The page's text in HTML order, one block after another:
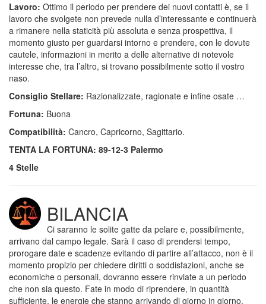
Lavoro: Ottimo il periodo per prendere dei nuovi contatti è, se il
lavoro che svolgete non prevede nulla d’interessante e continuerà
a rimanere nella staticità più assoluta e senza prospettiva, il
momento giusto per guardarsi intorno e prendere, con le dovute
cautele, informazioni in merito a delle alternative di notevole
interesse che, tra l’altro, si trovano possibilmente sotto il vostro
naso.
Consiglio Stellare: Razionalizzate, ragionate e infine osate …
Fortuna: Buona
Compatibilità: Cancro, Capricorno, Sagittario.
TENTA LA FORTUNA: 89-12-3 Palermo
4 Stelle
BILANCIA
Ci saranno le solite gatte da pelare e, possibilmente,
arrivano dal campo legale. Sarà il caso di prendersi tempo,
prorogare date e scadenze evitando di partire all’attacco, non è il
momento propizio per chiedere diritti o soddisfazioni, anche se
economiche o personali, dovranno essere rinviate a un periodo
che non sia questo. Fate in modo di riprendere, in quantità
sufficiente, le energie che stanno arrivando di giorno in giorno,